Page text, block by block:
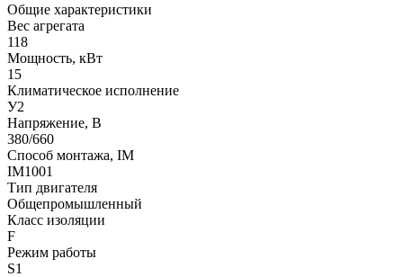
Общие характеристики
Вес агрегата
118
Мощность, кВт
15
Климатическое исполнение
У2
Напряжение, В
380/660
Способ монтажа, IM
IM1001
Тип двигателя
Общепромышленный
Класс изоляции
F
Режим работы
S1